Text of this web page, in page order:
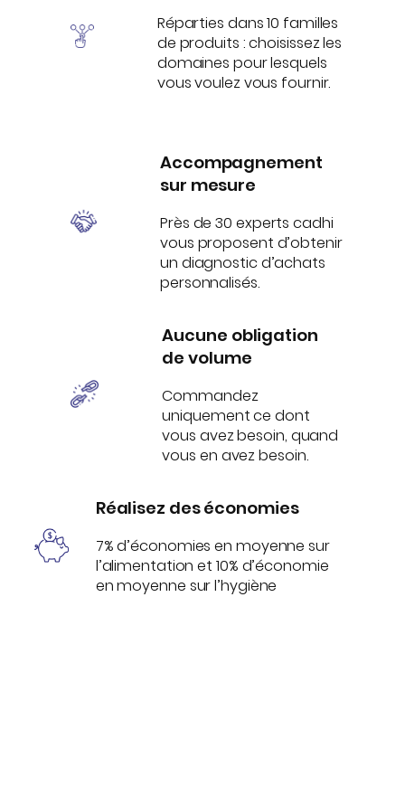
Réparties dans 10 familles
de produits : choisissez les
domaines pour lesquels
vous voulez vous fournir.
Accompagnement
sur mesure
Près de 30 experts cadhi
vous proposent d’obtenir
un diagnostic d’achats
personnalisés.
Aucune obligation
de volume
Commandez
uniquement ce dont
vous avez besoin, quand
vous en avez besoin.
Réalisez des économies
7% d’économies en moyenne sur
l’alimentation et 10% d’économie
en moyenne sur l’hygiène